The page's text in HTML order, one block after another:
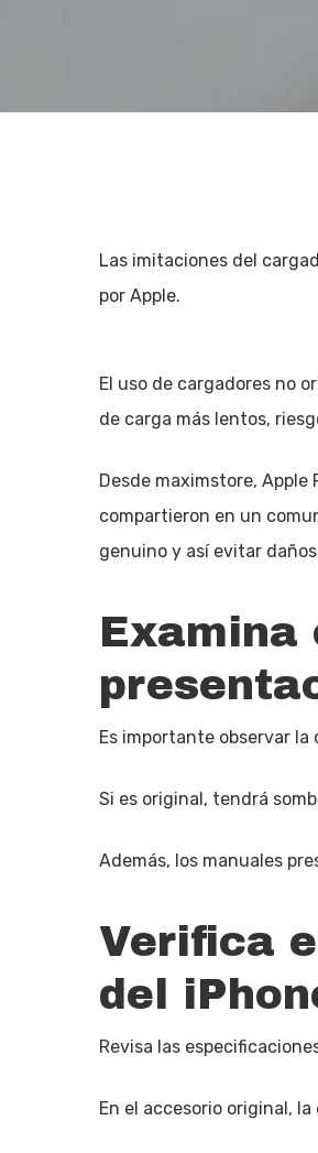
Hit enter to search or ESC
Las imitaciones del
por Apple.
El uso de cargadores no
de carga más lentos,
Desde maximstore, Apple
compartieron en un
genuino y así evitar
Es importante observar la
Si es original, tendrá
Además, los manuales
Verifica
del
Revisa las
En el accesorio original,